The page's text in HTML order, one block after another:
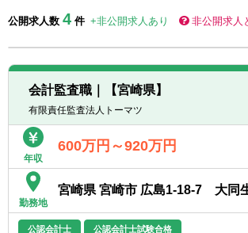
転職お役立ち情報
サービス紹介
公開求人数 4 件 +非公開求人あり 非公開求人
会計監査職｜【宮崎県】
有限責任監査法人トーマツ
年収
600万円～920万円
勤務地
宮崎県 宮崎市 広島1-18-7 大同
公認会計士 公認会計士試験合格